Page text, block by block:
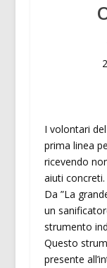
I volontari
prima linea
ricevendo
aiuti concreti.
Da ”La
un
strumento
Questo
presente